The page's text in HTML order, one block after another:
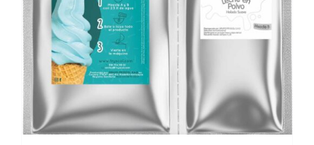
AÑADIR AL CARRITO DETAILS